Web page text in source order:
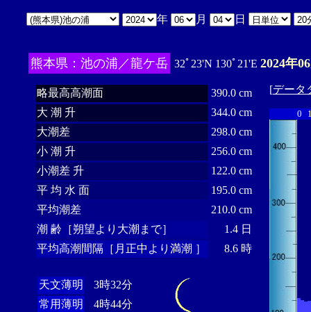
年 月 日
熊本県：池の浦／龍ケ岳 32ﾟ23'N 130ﾟ21'E 2024年
略最高高潮面
390.0 cm
大 潮 升
344.0 cm
大潮差
298.0 cm
小 潮 升
256.0 cm
小潮差 升
122.0 cm
平 均 水 面
195.0 cm
平均潮差
210.0 cm
潮 齢［朔望より大潮まで］
1.4 日
平均高潮間隔［月正中より満潮 ］
8.6 時
天文薄明
3時32分
常用薄明
4時44分
[データ
0